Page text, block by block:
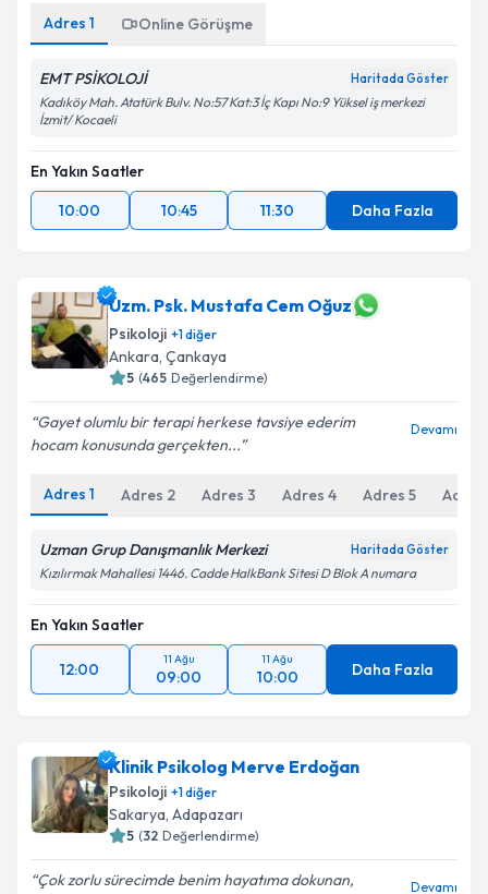
Adres 1 Online Görüşme
EMT PSİKOLOJİ Haritada Göster
Kadıköy Mah. Atatürk Bulv. No:57 Kat:3 İç Kapı No:9 Yüksel iş merkezi
İzmit/ Kocaeli
En Yakın Saatler
10:00
10:45 11:30 Daha Fazla
Uzm. Psk. Mustafa Cem Oğuz
Psikoloji +1diğer
Ankara, Çankaya
5 (465 Değerlendirme)
Gayet olumlu bir terapi herkese tavsiye ederim
hocam konusunda gerçekten...
Devamı
Adres 1 Adres 2 Adres 3 Adres 4 Adres 5 Adres
Uzman Grup Danışmanlık Merkezi Haritada Göster
Kızılırmak Mahallesi 1446. Cadde HalkBank Sitesi D Blok A numara
En Yakın Saatler
12:00
11 Ağu
09:00
11 Ağu
10:00 Daha Fazla
Klinik Psikolog Merve Erdoğan
Psikoloji +1diğer
Sakarya, Adapazarı
5 (32 Değerlendirme)
Çok zorlu sürecimde benim hayatıma dokunan,
Devamı